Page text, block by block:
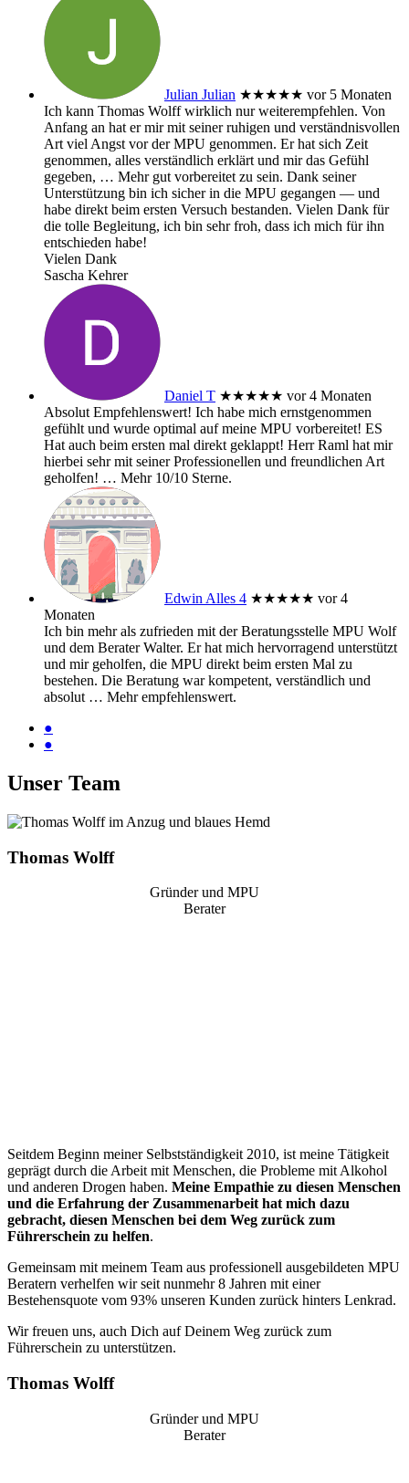
Julian Julian ★★★★★ vor 5 Monaten
Ich kann Thomas Wolff wirklich nur weiterempfehlen. Von
Anfang an hat er mir mit seiner ruhigen und verständnisvollen
Art viel Angst vor der MPU genommen. Er hat sich Zeit
genommen, alles verständlich erklärt und mir das Gefühl
gegeben, … Mehrgut vorbereitet zu sein. Dank seiner
Unterstützung bin ich sicher in die MPU gegangen — und
habe direkt beim ersten Versuch bestanden. Vielen Dank für
die tolle Begleitung, ich bin sehr froh, dass ich mich für ihn
entschieden habe!
Vielen Dank
Sascha Kehrer
Daniel T ★★★★★ vor 4 Monaten
Absolut Empfehlenswert! Ich habe mich ernstgenommen
gefühlt und wurde optimal auf meine MPU vorbereitet! ES
Hat auch beim ersten mal direkt geklappt! Herr Raml hat mir
hierbei sehr mit seiner Professionellen und freundlichen Art
geholfen! … Mehr10/10 Sterne.
Edwin Alles 4 ★★★★★ vor 4
Monaten
Ich bin mehr als zufrieden mit der Beratungsstelle MPU Wolf
und dem Berater Walter. Er hat mich hervorragend unterstützt
und mir geholfen, die MPU direkt beim ersten Mal zu
bestehen. Die Beratung war kompetent, verständlich und
absolut … Mehrempfehlenswert.
●
●
Unser Team
Thomas Wolff
Gründer und MPU
Berater
Seitdem Beginn meiner Selbstständigkeit 2010, ist meine Tätigkeit
geprägt durch die Arbeit mit Menschen, die Probleme mit Alkohol
und anderen Drogen haben. Meine Empathie zu diesen Menschen
und die Erfahrung der Zusammenarbeit hat mich dazu
gebracht, diesen Menschen bei dem Weg zurück zum
Führerschein zu helfen.
Gemeinsam mit meinem Team aus professionell ausgebildeten MPU
Beratern verhelfen wir seit nunmehr 8 Jahren mit einer
Bestehensquote vom 93% unseren Kunden zurück hinters Lenkrad.
Wir freuen uns, auch Dich auf Deinem Weg zurück zum
Führerschein zu unterstützen.
Thomas Wolff
Gründer und MPU
Berater